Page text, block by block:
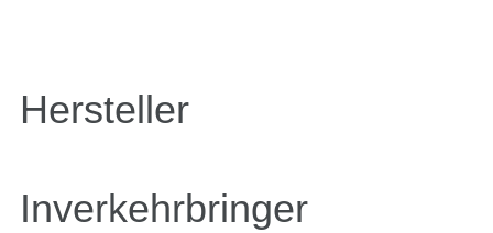
Hersteller
Inverkehrbringer